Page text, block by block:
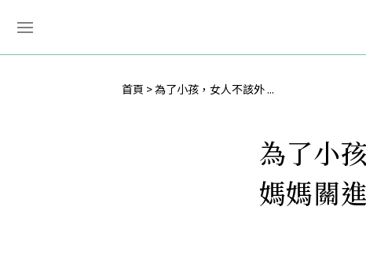
首頁 為了小孩，女人不該外 ...
為了小
媽媽關